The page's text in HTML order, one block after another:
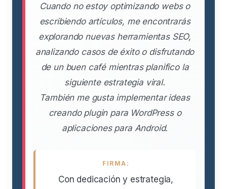
Cuando no estoy optimizando webs o
escribiendo artículos, me encontrarás
explorando nuevas herramientas SEO,
analizando casos de éxito o disfrutando
de un buen café mientras planifico la
siguiente estrategia viral.
También me gusta implementar ideas
creando plugin para WordPress o
aplicaciones para Android.
FIRMA:
Con dedicación y estrategia,